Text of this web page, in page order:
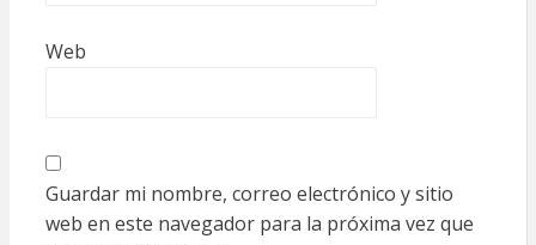
Web
Guardar mi nombre, correo electrónico y sitio
web en este navegador para la próxima vez que